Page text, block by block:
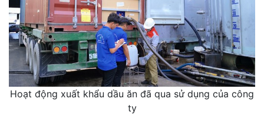
Hoạt động xuất khẩu dầu ăn đã qua sử dụng của công
ty